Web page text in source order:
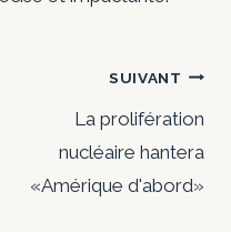
SUIVANT
La prolifération
nucléaire hantera
«Amérique d'abord»